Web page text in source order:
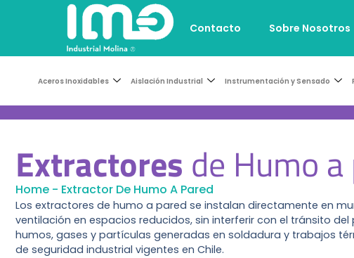
Contacto Sobre Nosotros
Aceros Inoxidables Aislación Industrial Instrumentación y Sensado
Extractores de Humo
Home - Extractor De Humo A Pared
Los extractores de humo a pared se instalan directamente en
ventilación en espacios reducidos, sin interferir con el tránsito
humos, gases y partículas generadas en soldadura y trabajos
de seguridad industrial vigentes en Chile.